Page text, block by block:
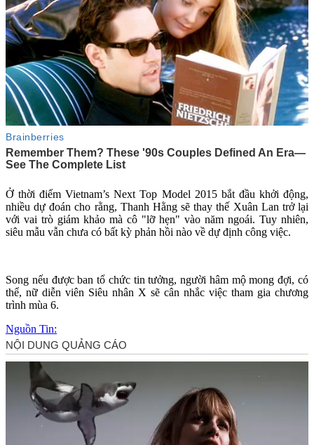
Ở thời điểm Vietnam’s Next Top Model 2015 bắt đầu khởi động,
nhiều dự đoán cho rằng, Thanh Hằng sẽ thay thế Xuân Lan trở lại
với vai trò giám khảo mà cô "lỡ hẹn" vào năm ngoái. Tuy nhiên,
siêu mẫu vẫn chưa có bất kỳ phản hồi nào về dự định công việc.
Song nếu được ban tổ chức tin tưởng, người hâm mộ mong đợi, có
thể, nữ diễn viên Siêu nhân X sẽ cân nhắc việc tham gia chương
trình mùa 6.
Nguồn Tin: